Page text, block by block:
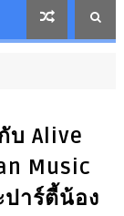
บ Alive
Music
าร์ตี้น้อง